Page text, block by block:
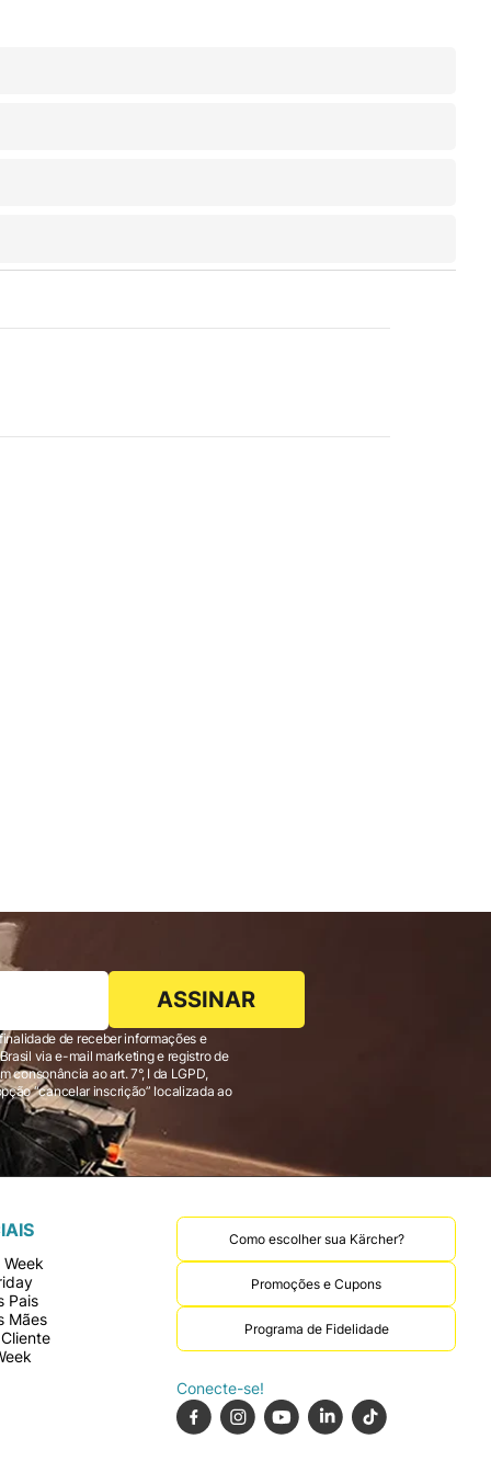
ASSINAR
de receber informações e
ao art. 7°, I da LGPD,
Pais
Mães
Conecte-se!
Como escolher sua Kärcher?
Promoções e Cupons
Programa de Fidelidade